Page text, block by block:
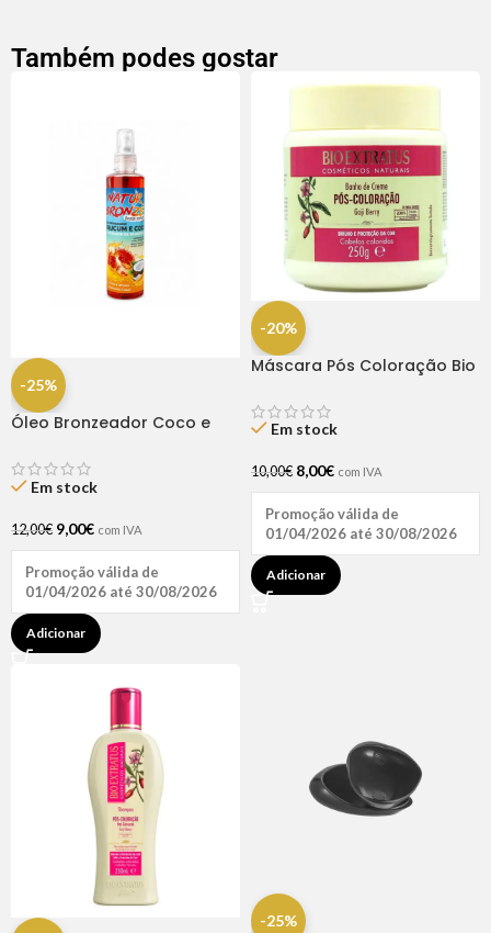
Também podes gostar
-25%
Óleo Bronzeador Coco e
Em stock
12,00€ 9,00€ com IVA
Promoção válida de
01/04/2026 até 30/08/2026
Adicionar
-20%
Máscara Pós Coloração Bio
Em stock
10,00€ 8,00€ com IVA
Promoção válida de
01/04/2026 até 30/08/2026
Adicionar
-25%